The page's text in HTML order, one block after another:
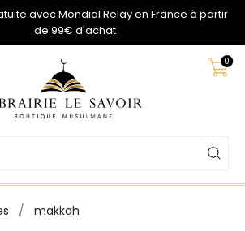
avec Mondial Relay en France à partir
de 99€ d'achat
0
makkah